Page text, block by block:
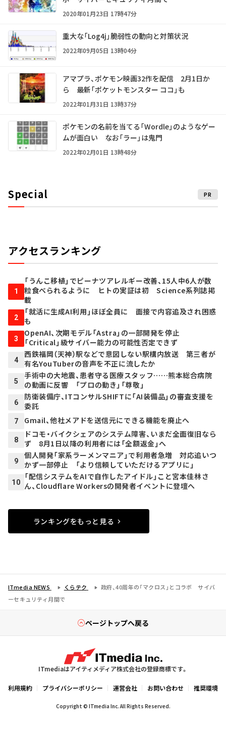
2020年01月23日 17時47分
重大な「Log4j」脆弱性の動向と対策状況
2022年09月05日 13時04分
アマプラ、ポケモン映画32作を配信 2月1日か
ら 最新「ポケットモンスター ココ」も
2022年01月31日 13時37分
ポケモンの名前を当てる「Wordle」のようなゲー
ムが面白い なお「ラー」は鬼門
2022年02月01日 13時48分
Special PR
アクセスランキング
1
「うんこ移植」でピーナツアレルギー改善、15人中6人が数
粒食べられるように ヒトの実証は初 Science系列誌掲
載
2
「就活に生成AI利用」ほぼ全員に 面接で内容追及され困惑
も
3
OpenAI、次期モデル「Astra」の一部開発を停止
「Critical」級サイバー能力の可能性否定できず
4
西鉄福岡（天神）駅などで意図しない駅構内放送 第三者が
有名YouTuberの音声を不正に流したか
5
手術中の大地震、患者守る医療スタッフ……熊本総合病院
の動画に反響 「プロの動き」「尊敬」
6
防衛装備庁、ITコンサルSHIFTに「AI装備品」の審査支援を
委託
7 Gmail、他社メアドを送信元にできる機能を廃止へ
8
ドコモ・バイクシェアのシステム障害、いまだ全面復旧なら
ず 8月1日以降の利用者には「全額返金」へ
9
個人開発「家系ラーメンマニア」で利用者急増 対応追いつ
かず一部停止 「より信頼していただけるアプリに」
10
「配信システムをAIで自作したアイドル」こと宮本佳林さ
ん、Cloudflare Workersの開発者イベントに登壇へ
ランキングをもっと見る
ITmedia NEWS くらテク
政府、40周年の「マクロス」とコラボ サイバ
ーセキュリティ月間で
ページトップへ戻る
ITmediaはアイティメディア株式会社の登録商標です。
利用規約 プライバシーポリシー 運営会社 お問い合わせ 推奨環境
Copyright © ITmedia Inc. All Rights Reserved.